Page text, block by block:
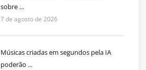
sobre ...
7 de agosto de 2026
Músicas criadas em segundos pela IA
poderão ...